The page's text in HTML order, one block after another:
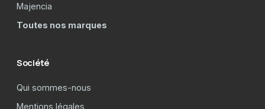
Majencia
Toutes nos marques
Société
Qui sommes-nous
Mentions légales